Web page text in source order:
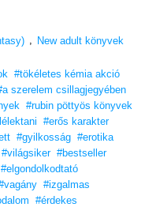
, New adult könyvek
#tökéletes kémia akció
szerelem csillagjegyében
#rubin pöttyös könyvek
#erős karakter
#gyilkosság #erotika
#világsiker #bestseller
#elgondolkodtató
#izgalmas
#érdekes